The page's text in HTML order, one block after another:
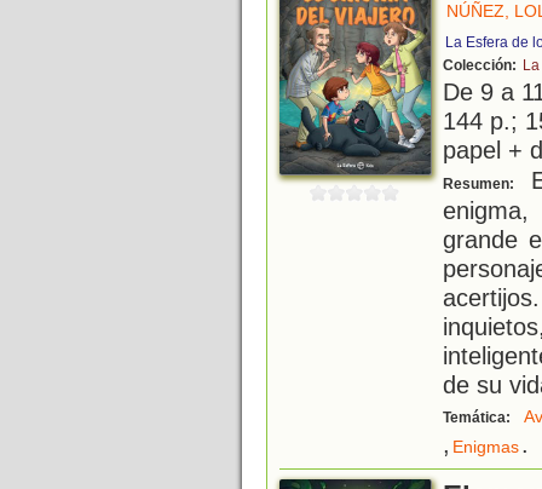
NÚÑEZ,
La Esfera de
Colección:
De 9 a
144 p.;
papel +
Resumen:
grande
de su
Temática:
, Enigmas.